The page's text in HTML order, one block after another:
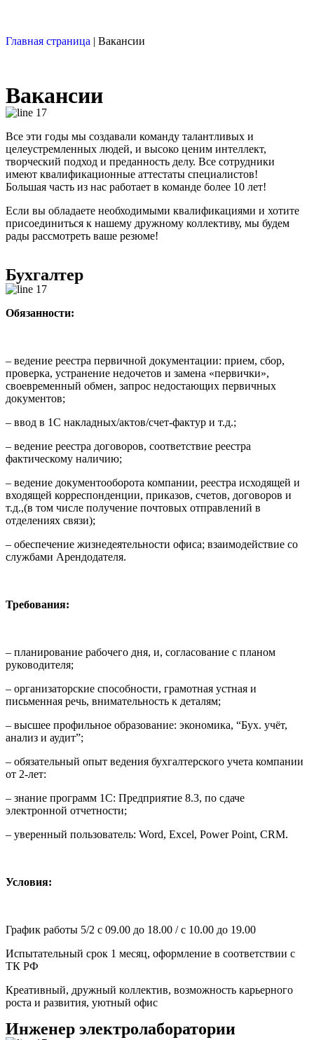
Главная страница | Вакансии
Вакансии
Все эти годы мы создавали команду талантливых и
целеустремленных людей, и высоко ценим интеллект,
творческий подход и преданность делу. Все сотрудники
имеют квалификационные аттестаты специалистов!
Большая часть из нас работает в команде более 10 лет!
Если вы обладаете необходимыми квалификациями и хотите
присоединиться к нашему дружному коллективу, мы будем
рады рассмотреть ваше резюме!
Бухгалтер
Обязанности:
– ведение реестра первичной документации: прием, сбор,
проверка, устранение недочетов и замена «первички»,
своевременный обмен, запрос недостающих первичных
документов;
– ввод в 1С накладных/актов/счет-фактур и т.д.;
– ведение реестра договоров, соответствие реестра
фактическому наличию;
– ведение документооборота компании, реестра исходящей и
входящей корреспонденции, приказов, счетов, договоров и
т.д.,(в том числе получение почтовых отправлений в
отделениях связи);
– обеспечение жизнедеятельности офиса; взаимодействие со
службами Арендодателя.
Требования:
– планирование рабочего дня, и, согласование с планом
руководителя;
– организаторские способности, грамотная устная и
письменная речь, внимательность к деталям;
– высшее профильное образование: экономика, “Бух. учёт,
анализ и аудит”;
– обязательный опыт ведения бухгалтерского учета компании
от 2-лет:
– знание программ 1С: Предприятие 8.3, по сдаче
электронной отчетности;
– уверенный пользователь: Word, Excel, Power Point, CRM.
Условия:
График работы 5/2 с 09.00 до 18.00 / с 10.00 до 19.00
Испытательный срок 1 месяц, оформление в соответствии с
ТК РФ
Креативный, дружный коллектив, возможность карьерного
роста и развития, уютный офис
Инженер электролаборатории